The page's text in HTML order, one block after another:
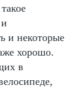
и некоторые
хорошо.
в